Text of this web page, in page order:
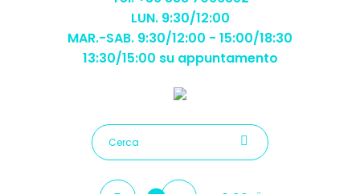
LUN. 9:30/12:00
MAR.-SAB. 9:30/12:00 - 15:00/18:30
13:30/15:00 su appuntamento